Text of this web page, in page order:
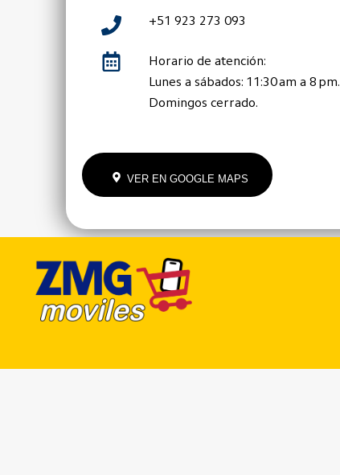
+51 923 273 093
Horario de atención:
Lunes a sábados: 11:30 am a 8 pm.
Domingos cerrado.
VER EN GOOGLE MAPS